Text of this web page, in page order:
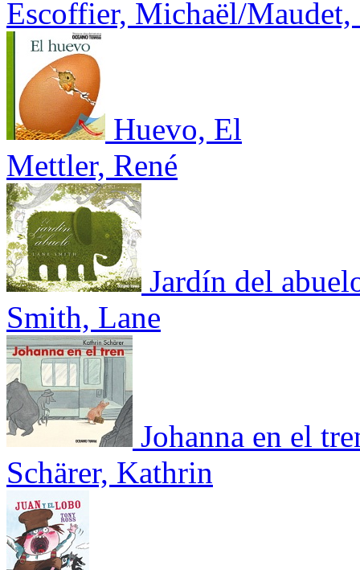
Escoffier, Michaël/
Huevo, El
Mettler, René
Jardín del
Smith, Lane
Johanna en el
Schärer, Kathrin